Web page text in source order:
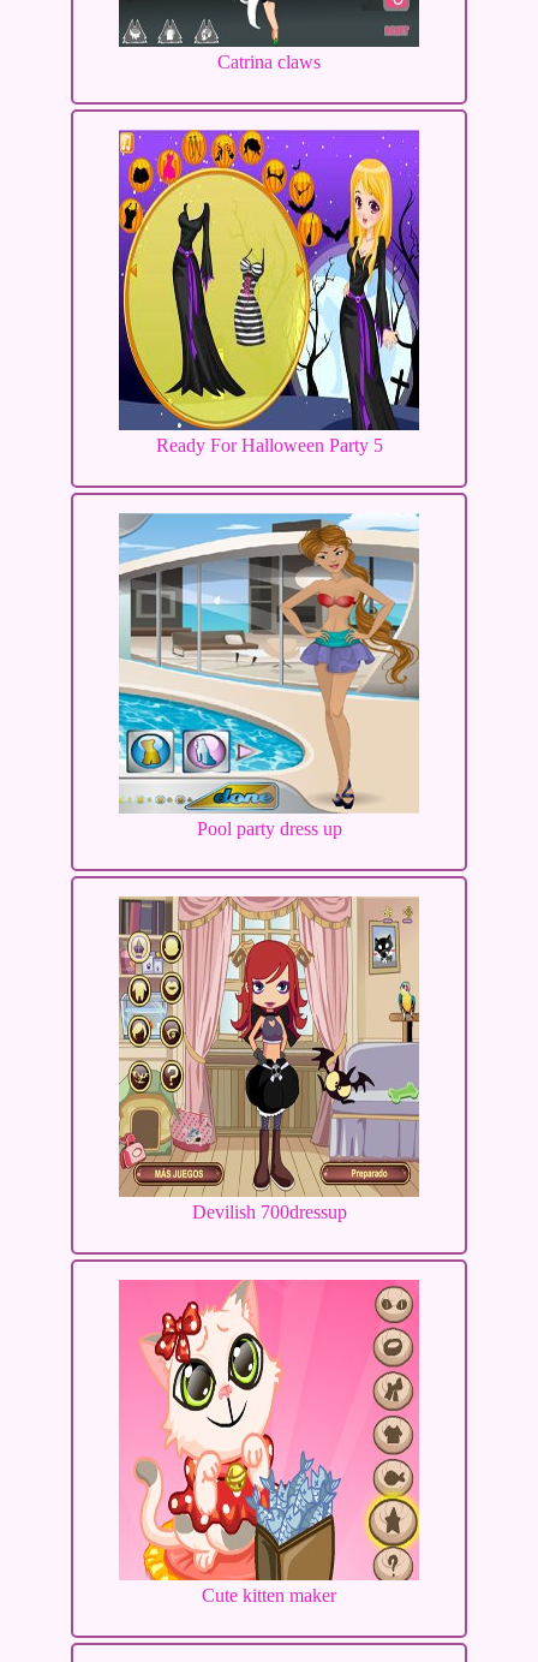
Catrina claws
Ready For Halloween Party 5
Pool party dress up
Devilish 700dressup
Cute kitten maker